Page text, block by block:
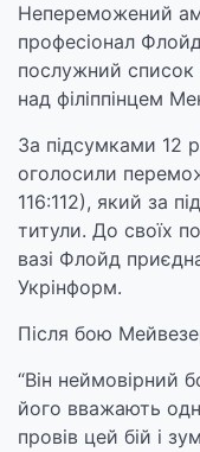
Непереможений
професіонал
послужний
над філіппінцем
За підсумками 12
оголосили
116:112), який за
титули. До своїх
вазі Флойд
Укрінформ.
Після бою
“Він неймовірний
його вважають
провів цей бій і